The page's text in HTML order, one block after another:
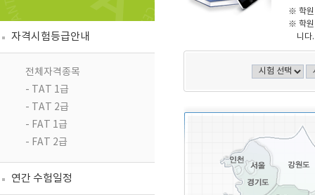
자격시험등급안내
전체자격종목
- TAT 1급
- TAT 2급
- FAT 1급
- FAT 2급
연간 수험일정
※ 학원
※ 학원
니다.